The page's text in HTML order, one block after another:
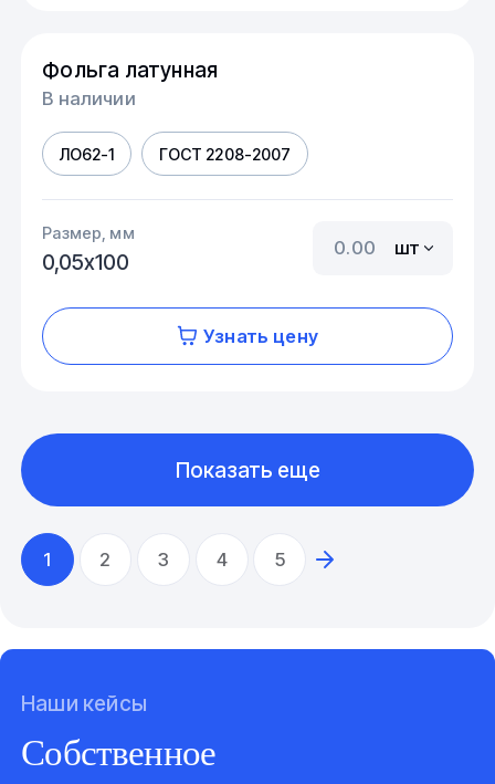
Фольга латунная
В наличии
ЛО62-1 ГОСТ 2208-2007
Размер, мм
0,05х100
шт
Узнать цену
1 2 3 4 5
Показать еще
Наши кейсы
Собственное